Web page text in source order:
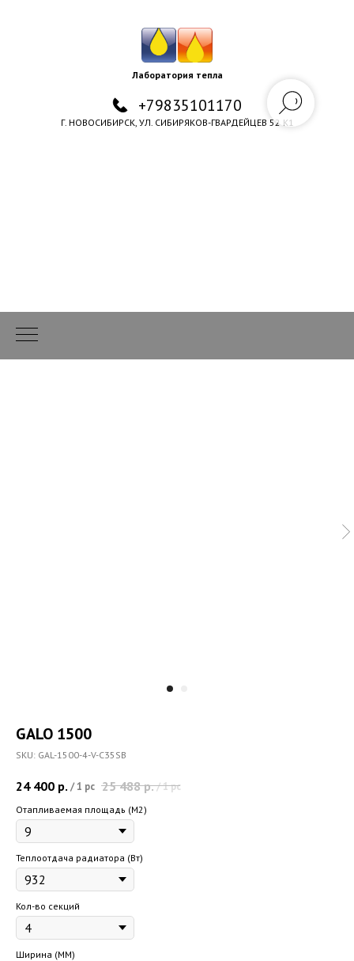
Лаборатория тепла
+79835101170
Г. НОВОСИБИРСК, УЛ. СИБИРЯКОВ-ГВАРДЕЙЦЕВ 52 К1
GALO 1500
SKU: GAL-1500-4-V-C35SB
24 400 р. /1 pc 25 488 р./1 pc
Отапливаемая площадь (M2)
Теплоотдача радиатора (Вт)
Кол-во секций
Ширина (ММ)